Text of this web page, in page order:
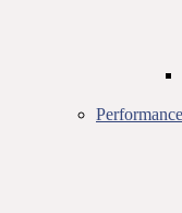
Performance